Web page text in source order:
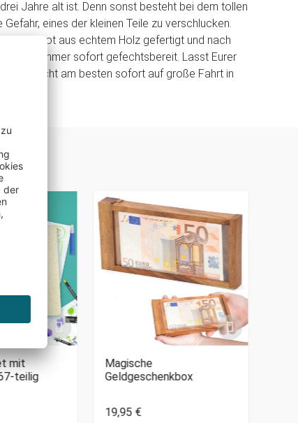
Jahre alt ist. Denn sonst besteht bei dem tollen
Gefahr, eines der kleinen Teile zu verschlucken.
aus echtem Holz gefertigt und nach
Kinderzimmer sofort gefechtsbereit. Lasst Eurer
und stecht am besten sofort auf große Fahrt in
mit
teilig
Magische
Geldgeschenkbox
19,95 €